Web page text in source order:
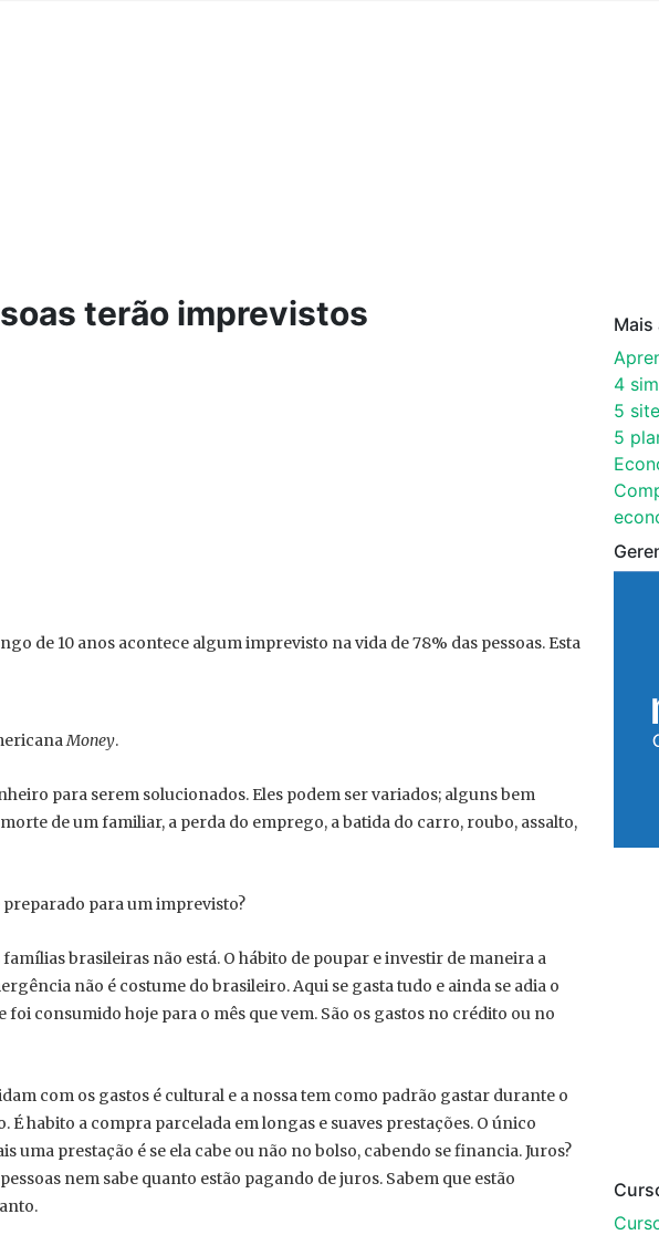
terão imprevistos
de 10 anos acontece algum imprevisto na vida de 78% das pessoas. Esta
Money.
para serem solucionados. Eles podem ser variados; alguns bem
de um familiar, a perda do emprego, a batida do carro, roubo, assalto,
para um imprevisto?
brasileiras não está. O hábito de poupar e investir de maneira a
não é costume do brasileiro. Aqui se gasta tudo e ainda se adia o
foi consumido hoje para o mês que vem. São os gastos no crédito ou no
com os gastos é cultural e a nossa tem como padrão gastar durante o
É habito a compra parcelada em longas e suaves prestações. O único
uma prestação é se ela cabe ou não no bolso, cabendo se financia. Juros?
nem sabe quanto estão pagando de juros. Sabem que estão
Mais
4
5
5